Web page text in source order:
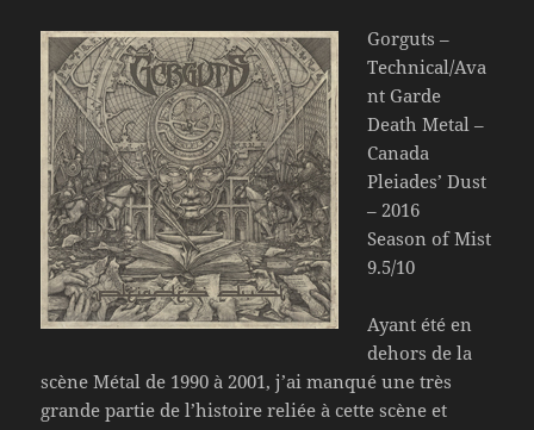
Gorguts –
Technical/Ava
nt Garde
Death Metal –
Canada
Pleiades’ Dust
– 2016
Season of Mist
9.5/10
Ayant été en
dehors de la
scène Métal de 1990 à 2001, j’ai manqué une très
grande partie de l’histoire reliée à cette scène et